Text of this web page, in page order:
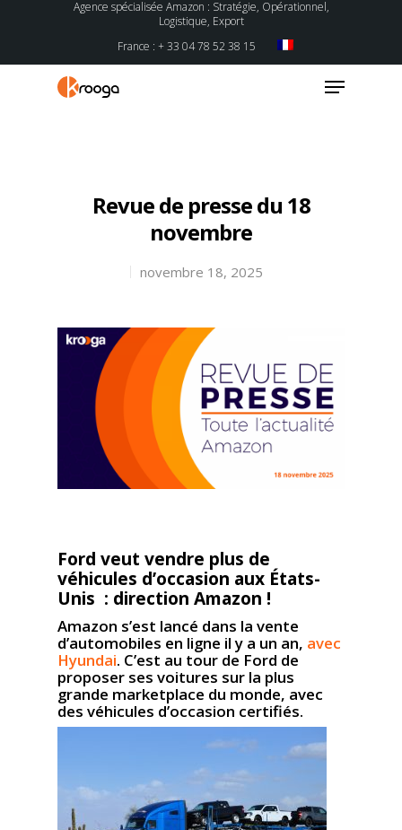
Agence spécialisée Amazon : Stratégie, Opérationnel,
Logistique, Export
France : + 33 04 78 52 38 15
Revue de presse du 18
novembre
novembre 18, 2025
Ford veut vendre plus de
véhicules d’occasion aux États-
Unis : direction Amazon !
Amazon s’est lancé dans la vente
d’automobiles en ligne il y a un an, avec
Hyundai. C’est au tour de Ford de
proposer ses voitures sur la plus
grande marketplace du monde, avec
des véhicules d’occasion certifiés.